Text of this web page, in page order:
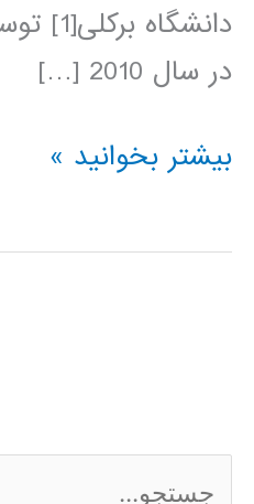
در سال 2010 […]
آموزش
اسپارک
بیشتر بخوانید »